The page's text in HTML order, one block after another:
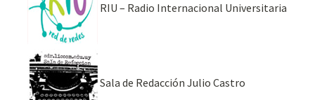
RIU – Radio Internacional Universitaria
Sala de Redacción Julio Castro